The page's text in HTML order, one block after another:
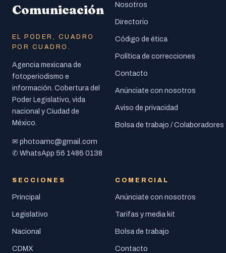
Comunicación
EL PODER, CUADRO
POR CUADRO.
Agencia mexicana de
fotoperiodismo e
información. Cobertura del
Poder Legislativo, vida
nacional y Ciudad de
México.
✉ photoamc@gmail.com
✆ WhatsApp 56 1486 0138
Nosotros
Directorio
Código de ética
Política de correcciones
Contacto
Anúnciate con nosotros
Aviso de privacidad
Bolsa de trabajo / Colaboradores
SECCIONES
Principal
Legislativo
Nacional
CDMX
COMERCIAL
Anúnciate con nosotros
Tarifas y media kit
Bolsa de trabajo
Contacto